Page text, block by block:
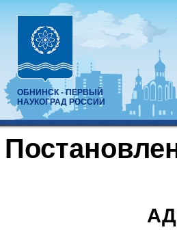
ОБНИНСК - ПЕРВЫЙ
НАУКОГРАД РОССИИ